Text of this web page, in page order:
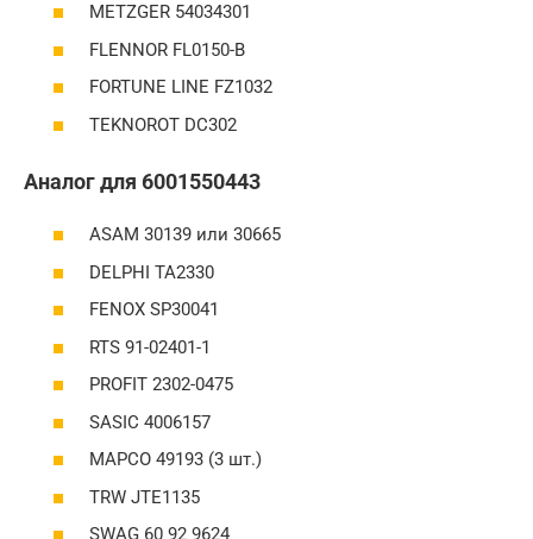
METZGER 54034301
FLENNOR FL0150-B
FORTUNE LINE FZ1032
TEKNOROT DC302
Аналог для 6001550443
ASAM 30139 или 30665
DELPHI TA2330
FENOX SP30041
RTS 91-02401-1
PROFIT 2302-0475
SASIC 4006157
MAPCO 49193 (3 шт.)
TRW JTE1135
SWAG 60 92 9624